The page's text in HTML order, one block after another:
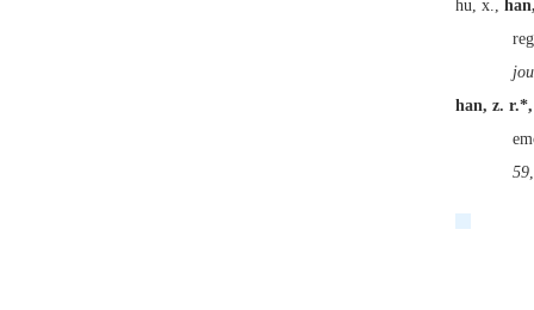
hu, x.,
han, z. r.*,
59